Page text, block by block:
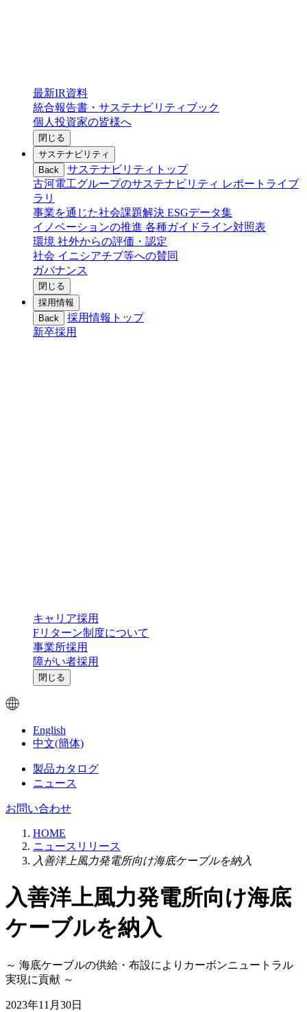
最新IR資料
統合報告書・サステナビリティブック
個人投資家の皆様へ
閉じる
サステナビリティ
Back
サステナビリティトップ
古河電工グループのサステナビリティ レポートライブ
ラリ
事業を通じた社会課題解決 ESGデータ集
イノベーションの推進 各種ガイドライン対照表
環境 社外からの評価・認定
社会 イニシアチブ等への賛同
ガバナンス
閉じる
採用情報
Back
採用情報トップ
新卒採用
キャリア採用
Fリターン制度について
事業所採用
障がい者採用
閉じる
English
中文(簡体)
製品カタログ
ニュース
お問い合わせ
HOME
ニュースリリース
入善洋上風力発電所向け海底ケーブルを納入
入善洋上風力発電所向け海底
ケーブルを納入
～ 海底ケーブルの供給・布設によりカーボンニュートラル
実現に貢献 ～
2023年11月30日